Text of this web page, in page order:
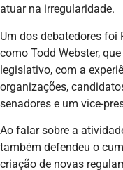
atuar na irregularidade.
Um dos debatedores foi
como Todd Webster,
legislativo, com a
organizações,
senadores e um vice-
Ao falar sobre a
também defendeu o
criação de novas